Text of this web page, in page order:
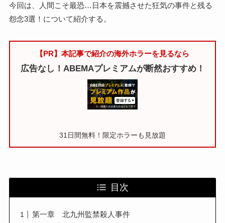
今回は、人間こそ最恐…日本を震撼させた狂気の事件と残る
怨念3選！について紹介する。
【PR】本記事で紹介の海外ホラーを見るなら
広告なし！ABEMAプレミアムが断然おすすめ！
31日間無料！限定ホラーも見放題
目次
第一章 北九州監禁殺人事件